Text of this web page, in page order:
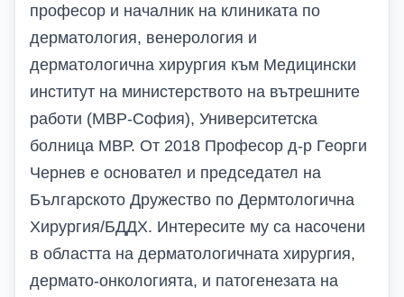
професор и началник на клиниката по
дерматология, венерология и
дерматологична хирургия към Медицински
институт на министерството на вътрешните
работи (МВР-София), Университетска
болница МВР. От 2018 Професор д-р Георги
Чернев е основател и председател на
Българското Дружество по Дермтологична
Хирургия/БДДХ. Интересите му са насочени
в областта на дерматологичната хирургия,
дермато-онкологията, и патогенезата на